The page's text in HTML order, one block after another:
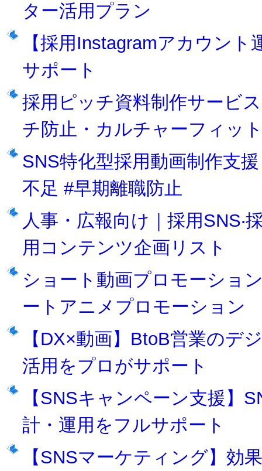
ター活用プラン
【採用Instagramアカウン
サポート
採用ピッチ資料制作サービ
チ防止・カルチャーフィッ
SNS特化型採用動画制作支
不足 #早期離職防止
人事・広報向け｜採用SNS‧
用コンテンツ企画リスト
ショート動画プロモーショ
ートアニメプロモーション
【DX×動画】BtoB営業のデ
活用をプロがサポート
【SNSキャンペーン支援】
計・運用をフルサポート
【SNSマーケティング】効